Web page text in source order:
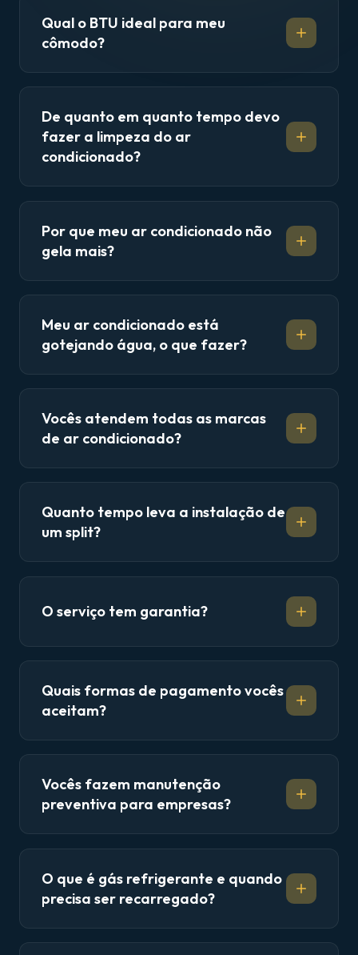
Qual o BTU ideal para meu
cômodo?
De quanto em quanto tempo devo
fazer a limpeza do ar
condicionado?
Por que meu ar condicionado não
gela mais?
Meu ar condicionado está
gotejando água, o que fazer?
Vocês atendem todas as marcas
de ar condicionado?
Quanto tempo leva a instalação de
um split?
O serviço tem garantia?
Quais formas de pagamento vocês
aceitam?
Vocês fazem manutenção
preventiva para empresas?
O que é gás refrigerante e quando
precisa ser recarregado?